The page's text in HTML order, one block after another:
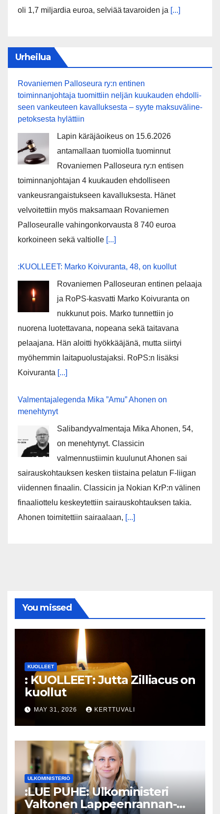
oli 1,7 miljardia euroa, selviää tavaroiden ja [...]
Urheilua
Rovaniemen Palloseura ry:n entinen
toiminnanjohtaja tuo­mit­tiin neljän kuu­kau­den eh­dol­li­
seen van­keu­teen ka­val­luk­ses­ta – syyte mak­su­vä­li­ne­
pe­tok­ses­ta hy­lät­tiin
Lapin käräjäoikeus on 15.6.2026
antamallaan tuomiolla tuominnut
Rovaniemen Palloseura ry:n entisen
toiminnanjohtajan 4 kuukauden ehdolliseen
vankeusrangaistukseen kavalluksesta. Hänet
velvoitettiin myös maksamaan Rovaniemen
Palloseuralle vahingonkorvausta 8 740 euroa
korkoineen sekä valtiolle [...]
:KUOLLEET: Marko Koivuranta, 48, on kuollut
Rovaniemen Palloseuran entinen pelaaja
ja RoPS-kasvatti Marko Koivuranta on
nukkunut pois. Marko tunnettiin jo
nuorena luotettavana, nopeana sekä taitavana
pelaajana. Hän aloitti hyökkääjänä, mutta siirtyi
myöhemmin laitapuolustajaksi. RoPS:n lisäksi
Koivuranta [...]
Valmentajalegenda Mika ”Amu” Ahonen on
menehtynyt
Salibandyvalmentaja Mika Ahonen, 54,
on menehtynyt. Classicin
valmennustiimin kuulunut Ahonen sai
sairauskohtauksen kesken tiistaina pelatun F-liigan
viidennen finaalin. Classicin ja Nokian KrP:n välinen
finaaliottelu keskeytettiin sairauskohtauksen takia.
Ahonen toimitettiin sairaalaan, [...]
You missed
KUOLLEET
: KUOLLEET: Jutta Zilliacus on
kuollut
MAY 31, 2026 KERTTUVALI
ULKOMINISTERIÖ
:LUE PUHE: Ulkoministeri
Valtonen Lappeenrannan-